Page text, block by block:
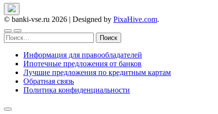
© banki-vse.ru 2026 | Designed by PixaHive.com.
Найти:
Информация для правообладателей
Ипотечные предложения от банков
Лучшие предложения по кредитным картам
Обратная связь
Политика конфиденциальности